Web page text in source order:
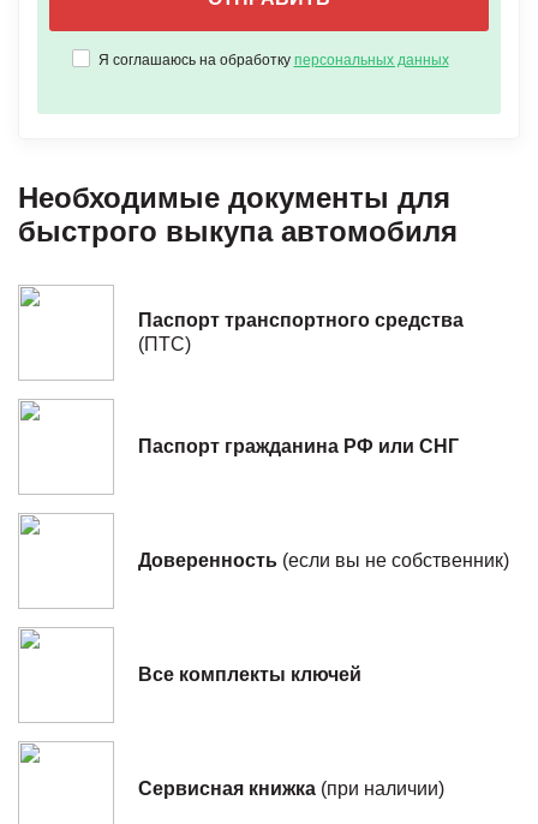
Я соглашаюсь на обработку персональных данных
Необходимые документы для
быстрого выкупа автомобиля
Паспорт транспортного средства
(ПТС)
Паспорт гражданина РФ или СНГ
Доверенность (если вы не собственник)
Все комплекты ключей
Сервисная книжка (при наличии)